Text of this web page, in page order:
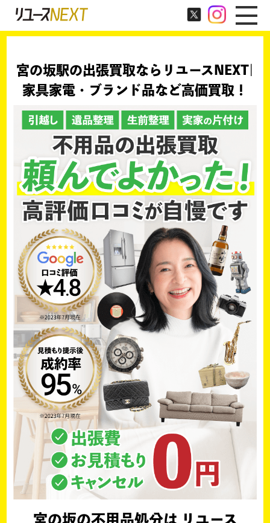
宮の坂駅の出張買取ならリユースNEXT|
家具家電・ブランド品など高価買取！
宮の坂の不用品処分は リユース